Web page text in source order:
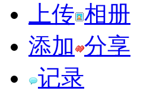
上传 相册
添加 分享
记录